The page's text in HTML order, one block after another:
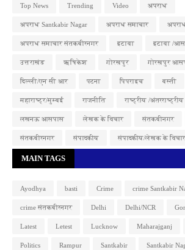
Top News Trending Video अपराध
अपराध Santkabir Nagar अपराध समाचार
अपराध समाचार संतकबीरनगर इटावा इटावा /
उत्तराखंड ऋषिकेश गोरखपुर गोरखपुर
दिल्ली/एन सी आर पटना पिपराइच बस्ती
महाराष्ट्र/मुम्बई राजनीति राष्ट्रीय /अंतरराष्ट्रीय
लखनऊ आसपास लेखक के विचार संतकबीनगर
संतकबीरनगर संपादकीय संपादकीय/लेखक के विचार
MAIN TAGS
Ayodhya basti Crime crime Santkabir
crime संतकबीरनगर Delhi Delhi/NCR
Latest Letest Lucknow Maharajganj
Politics Rampur Santkabir Santkabir